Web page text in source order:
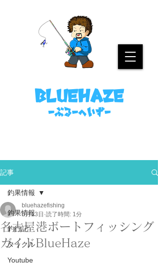
bluehaze
​－ぶるーへいずー
記事
釣果情報
釣行記
タックル
Youtube
釣果情報
名古屋港ボートフィッシング
ガイドBlueHaze
bluehazefishing
6月13日 読了時間: 1分